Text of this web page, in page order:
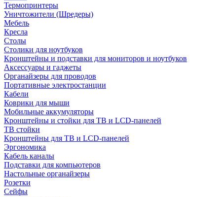
Термопринтеры
Уничтожители (Шредеры)
Мебель
Кресла
Столы
Столики для ноутбуков
Кронштейны и подставки для мониторов и ноутбуков
Аксессуары и гаджеты
Органайзеры для проводов
Портативные электростанции
Кабели
Коврики для мыши
Мобильные аккумуляторы
Кронштейны и стойки для ТВ и LCD-панелей
ТВ стойки
Кронштейны для ТВ и LCD-панелей
Эргономика
Кабель каналы
Подставки для компьютеров
Настольные органайзеры
Розетки
Сейфы